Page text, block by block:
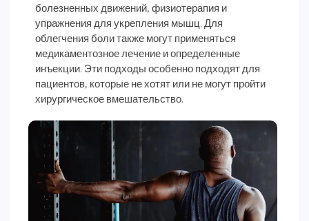
болезненных движений, физиотерапия и
упражнения для укрепления мышц. Для
облегчения боли также могут применяться
медикаментозное лечение и определенные
инъекции. Эти подходы особенно подходят для
пациентов, которые не хотят или не могут пройти
хирургическое вмешательство.